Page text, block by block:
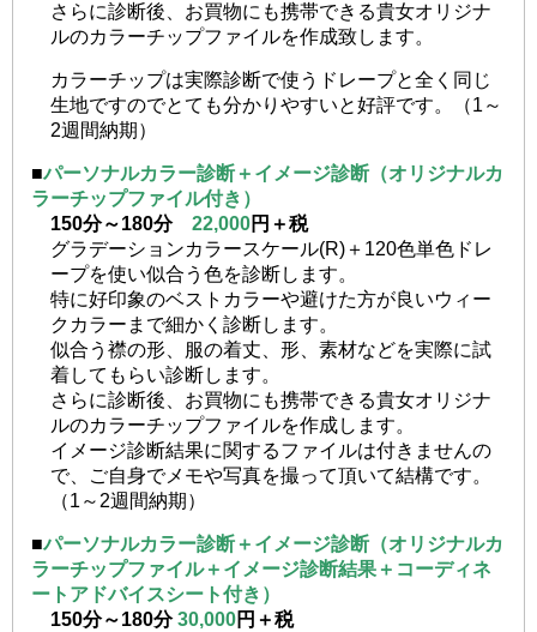
さらに診断後、お買物にも携帯できる貴女オリジナ
ルのカラーチップファイルを作成致します。
カラーチップは実際診断で使うドレープと全く同じ
生地ですのでとても分かりやすいと好評です。（1～
2週間納期）
■パーソナルカラー診断＋イメージ診断（オリジナルカ
ラーチップファイル付き）
150分～180分 22,000円＋税
グラデーションカラースケール(R)＋120色単色ドレ
ープを使い似合う色を診断します。
特に好印象のベストカラーや避けた方が良いウィー
クカラーまで細かく診断します。
似合う襟の形、服の着丈、形、素材などを実際に試
着してもらい診断します。
さらに診断後、お買物にも携帯できる貴女オリジナ
ルのカラーチップファイルを作成します。
イメージ診断結果に関するファイルは付きませんの
で、ご自身でメモや写真を撮って頂いて結構です。
（1～2週間納期）
■パーソナルカラー診断＋イメージ診断（オリジナルカ
ラーチップファイル＋イメージ診断結果＋コーディネ
ートアドバイスシート付き）
150分～180分30,000円＋税